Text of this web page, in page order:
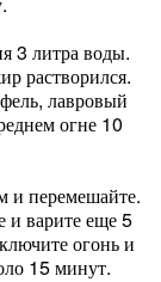
3 литра воды.
растворился.
лавровый
огне 10
и перемешайте.
и варите еще 5
огонь и
15 минут.